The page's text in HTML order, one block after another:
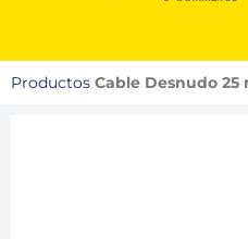
Productos Cable Desnudo 25